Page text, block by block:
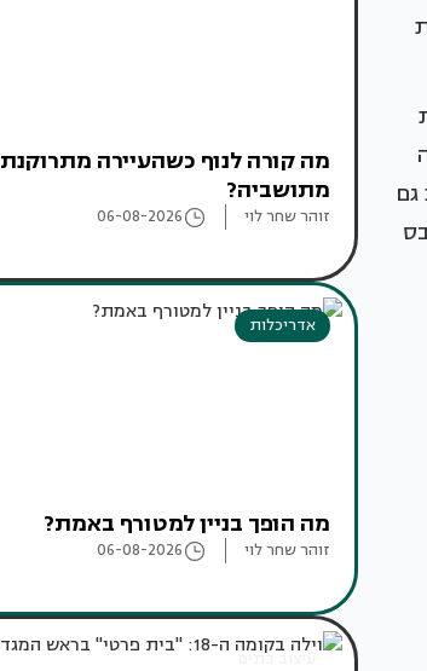
גם
מה קורה לנוף כשהעיירה מתרוקנת
מתושביה?
זוהר שחר לוי 06-08-2026
אדריכלות
מה הופך בניין למטורף באמת?
זוהר שחר לוי 06-08-2026
עיצוב בתים